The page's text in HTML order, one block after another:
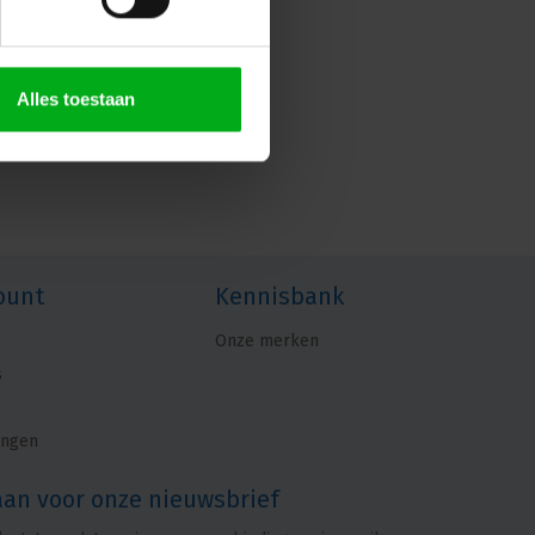
Alles toestaan
Kennisbank
Onze merken
voor onze nieuwsbrief